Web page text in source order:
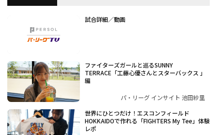
試合詳細／動画
ファイターズガールと巡るSUNNY
TERRACE「工藤心優さんとスターバックス 」
編
パ・リーグ インサイト 池田紗里
世界にひとつだけ！エスコンフィールド
HOKKAIDOで作れる「FIGHTERS My Tee」体験
レポ